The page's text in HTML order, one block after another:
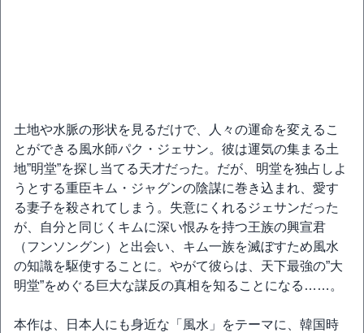
土地や水脈の形状を見るだけで、人々の運命を変えるこ
とができる風水師パク・ジェサン。彼は運気の集まる土
地”明堂”を探し当てる天才だった。だが、明堂を独占しよ
うとする重臣キム・ジャグンの陰謀に巻き込まれ、愛す
る妻子を殺されてしまう。失意にくれるジェサンだった
が、自分と同じくキムに深い恨みを持つ王族の興宣君
（フンソングン）と出会い、キム一族を滅ぼすため風水
の知識を駆使することに。やがて彼らは、天下最強の”大
明堂”をめぐる巨大な謀反の真相を知ることになる……。
本作は、日本人にも身近な「風水」をテーマに、韓国時